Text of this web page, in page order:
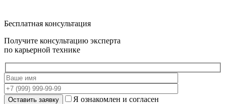
Бесплатная консультация
Получите консультацию эксперта
по карьерной технике
Я ознакомлен и согласен